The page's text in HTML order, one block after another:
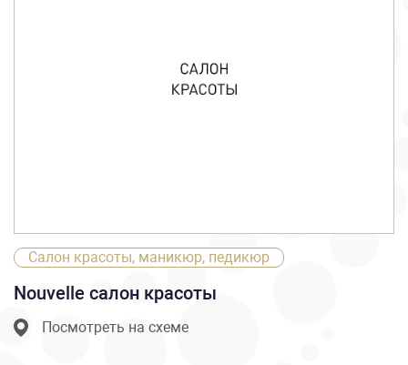
Салон красоты, маникюр, педикюр
Nouvelle салон красоты
Посмотреть на схеме